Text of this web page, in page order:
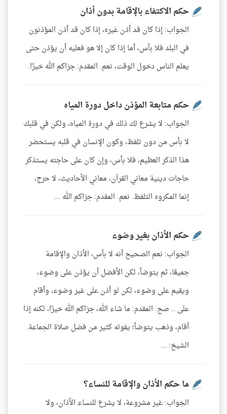
حكم الاكتفاء بالإقامة بدون أذان
الجواب: إذا كان قد أذن غيره، إذا كان قد أذن المؤذنون
في البلد فلا بأس، أما إذا كان إلا هو فعليه أن يؤذن حتى
يعلم الناس دخول الوقت، نعم. المقدم: جزاكم الله خيرًا.
حكم متابعة المؤذن داخل دورة المياه
الجواب: لا يشرع لك ذلك في دورة المياه، ولكن في قلبك
لا بأس من دون تلفظ، وكون الإنسان في قلبه يستحضر
هذا الذكر العظيم، فلا بأس، وإن كان على حاجته يستذكر
حاجات دينية معاني القرآن، معاني الأحاديث، لا حرج،
إنما المكروه التلفظ. نعم. المقدم: جزاكم الله ...
حكم الأذان بغير وضوء
الجواب: نعم الصحيح أنه لا بأس، الأذان والإقامة
جميعًا، ثم يتوضأ، لكن الأفضل أن يؤذن على وضوء،
ويقيم على وضوء، لكن لو أذن على غير وضوء، وأقام
على .. صح. المقدم: ما شاء الله، جزاكم الله خيرًا، لكنه إذا
أقام، وذهب يتوضأ؛ يفوته كثير من فضل صلاة الجماعة.
الشيخ: ...
ما حكم الأذان والإقامة للنساء؟
الجواب: غير مشروعة، لا يشرع للنساء الأذان، ولا